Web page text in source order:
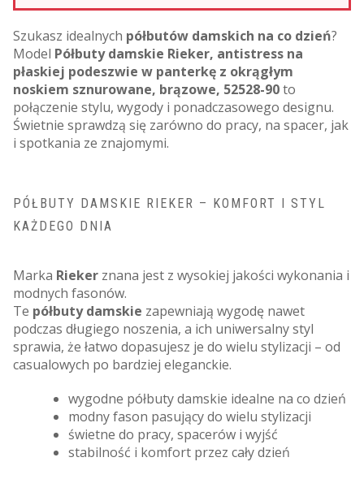
Szukasz idealnych półbutów damskich na co dzień?
Model Półbuty damskie Rieker, antistress na
płaskiej podeszwie w panterkę z okrągłym
noskiem sznurowane, brązowe, 52528-90to
połączenie stylu, wygody i ponadczasowego designu.
Świetnie sprawdzą się zarówno do pracy, na spacer, jak
i spotkania ze znajomymi.
PÓŁBUTY DAMSKIE RIEKER – KOMFORT I STYL
KAŻDEGO DNIA
Marka Rieker znana jest z wysokiej jakości wykonania i
modnych fasonów.
Te półbuty damskie zapewniają wygodę nawet
podczas długiego noszenia, a ich uniwersalny styl
sprawia, że łatwo dopasujesz je do wielu stylizacji – od
casualowych po bardziej eleganckie.
wygodne półbuty damskie idealne na co dzień
modny fason pasujący do wielu stylizacji
świetne do pracy, spacerów i wyjść
stabilność i komfort przez cały dzień